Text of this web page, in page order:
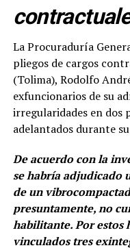
La Procuraduría
pliegos de cargos
(Tolima), Rodolfo
exfuncionarios de su
irregularidades en dos
adelantados durante
De acuerdo con la
se habría adjudicado
de un
presuntamente, no
habilitante. Por estos
vinculados tres